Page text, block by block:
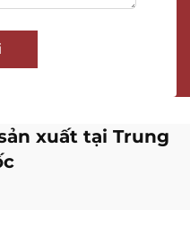
xuất tại Trung